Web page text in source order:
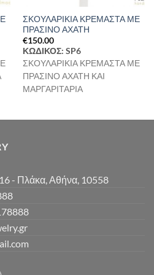
ΣΚΟΥΛΑΡΙΚΙΑ ΚΡΕΜΑΣΤΑ ΜΕ
ΠΡΑΣΙΝΟ ΑΧΑΤΗ
€150.00
ΚΩΔΙΚΟΣ: SP6
ΣΚΟΥΛΑΡΙΚΙΑ ΚΡΕΜΑΣΤΑ ΜΕ
ΠΡΑΣΙΝΟ ΑΧΑΤΗ ΚΑΙ
ΜΑΡΓΑΡΙΤΑΡΙΑ
- Πλάκα, Αθήνα, 10558